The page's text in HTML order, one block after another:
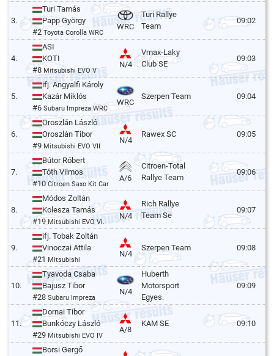
3.
Turi Tamás
Papp György
#2Toyota Corolla WRC
WRC
Turi Rallye
Team
09:02
4.
ASI
KOTI
#8Mitsubishi EVO V
N/4
Vmax-Laky
Club SE
09:03
5.
ifj. Angyalfi Károly
Kazár Miklós
#6Subaru Impreza WRC
WRC
Szerpen Team 09:04
6.
Oroszlán László
Oroszlán Tibor
#9 Mitsubishi EVO VII
N/4
Rawex SC 09:05
7.
Bútor Róbert
Tóth Vilmos
#10Citroen Saxo Kit Car
A/6
Citroen-Total
Rallye Team
09:06
8.
Módos Zoltán
Kolesza Tamás
#19Mitsubishi EVO VI.
N/4
Rich Rallye
Team Se
09:07
9.
ifj. Tobak Zoltán
Vinoczai Attila
#21Mitsubishi
N/4
Szerpen Team 09:08
10.
Tyavoda Csaba
Bajusz Tibor
#28Subaru Impreza
N/4
Huberth
Motorsport
Egyes.
09:09
11.
Dornai Tibor
Bunkóczy László
#29 Mitsubishi EVO IV
A/8
KAM SE 09:10
Borsi Gergő